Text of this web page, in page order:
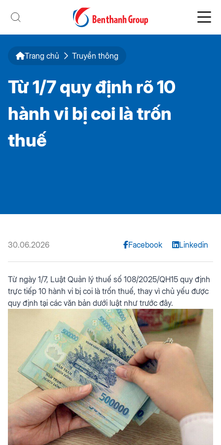
Trang chủ Truyền thông
Từ 1/7 quy định rõ 10
hành vi bị coi là trốn
thuế
30.06.2026 Facebook Linkedin
Từ ngày 1/7, Luật Quản lý thuế số 108/2025/QH15 quy định
trực tiếp 10 hành vi bị coi là trốn thuế, thay vì chủ yếu được
quy định tại các văn bản dưới luật như trước đây.